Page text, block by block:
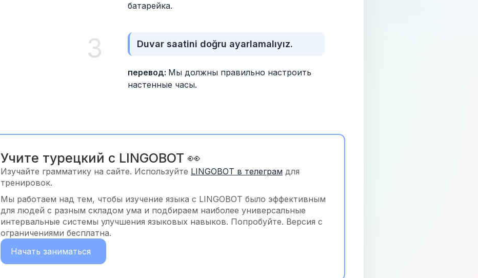
батарейка.
3 Duvar saatini doğru ayarlamalıyız.
перевод: Мы должны правильно настроить
настенные часы.
Учите турецкий с LINGOBOT 👀
Изучайте грамматику на сайте. Используйте LINGOBOT в телеграм для
тренировок.
Мы работаем над тем, чтобы изучение языка с LINGOBOT было эффективным
для людей с разным складом ума и подбираем наиболее универсальные
интервальные системы улучшения языковых навыков. Попробуйте. Версия с
ограничениями бесплатна.
Начать заниматься